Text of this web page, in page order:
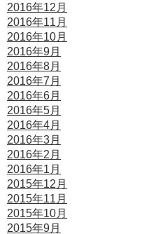
2016年12月
2016年11月
2016年10月
2016年9月
2016年8月
2016年7月
2016年6月
2016年5月
2016年4月
2016年3月
2016年2月
2016年1月
2015年12月
2015年11月
2015年10月
2015年9月